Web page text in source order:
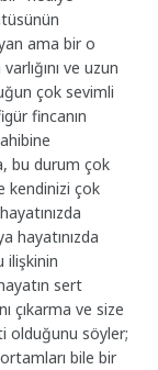
ama bir o
ve uzun
çok sevimli
fincanın
bu durum çok
kendinizi çok
hayatınızda
ilişkinin
sert
çıkarma ve size
olduğunu söyler;
bile bir